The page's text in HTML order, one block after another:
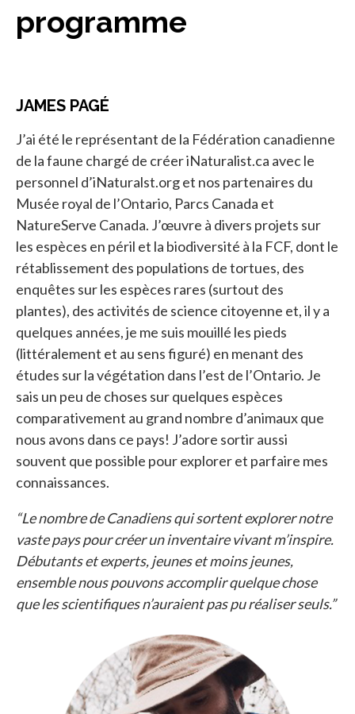
programme
JAMES PAGÉ
J’ai été le représentant de la Fédération canadienne
de la faune chargé de créer iNaturalist.ca avec le
personnel d’iNaturalst.org et nos partenaires du
Musée royal de l’Ontario, Parcs Canada et
NatureServe Canada. J’œuvre à divers projets sur
les espèces en péril et la biodiversité à la FCF, dont le
rétablissement des populations de tortues, des
enquêtes sur les espèces rares (surtout des
plantes), des activités de science citoyenne et, il y a
quelques années, je me suis mouillé les pieds
(littéralement et au sens figuré) en menant des
études sur la végétation dans l’est de l’Ontario. Je
sais un peu de choses sur quelques espèces
comparativement au grand nombre d’animaux que
nous avons dans ce pays! J’adore sortir aussi
souvent que possible pour explorer et parfaire mes
connaissances.
“Le nombre de Canadiens qui sortent explorer notre
vaste pays pour créer un inventaire vivant m’inspire.
Débutants et experts, jeunes et moins jeunes,
ensemble nous pouvons accomplir quelque chose
que les scientifiques n’auraient pas pu réaliser seuls.”